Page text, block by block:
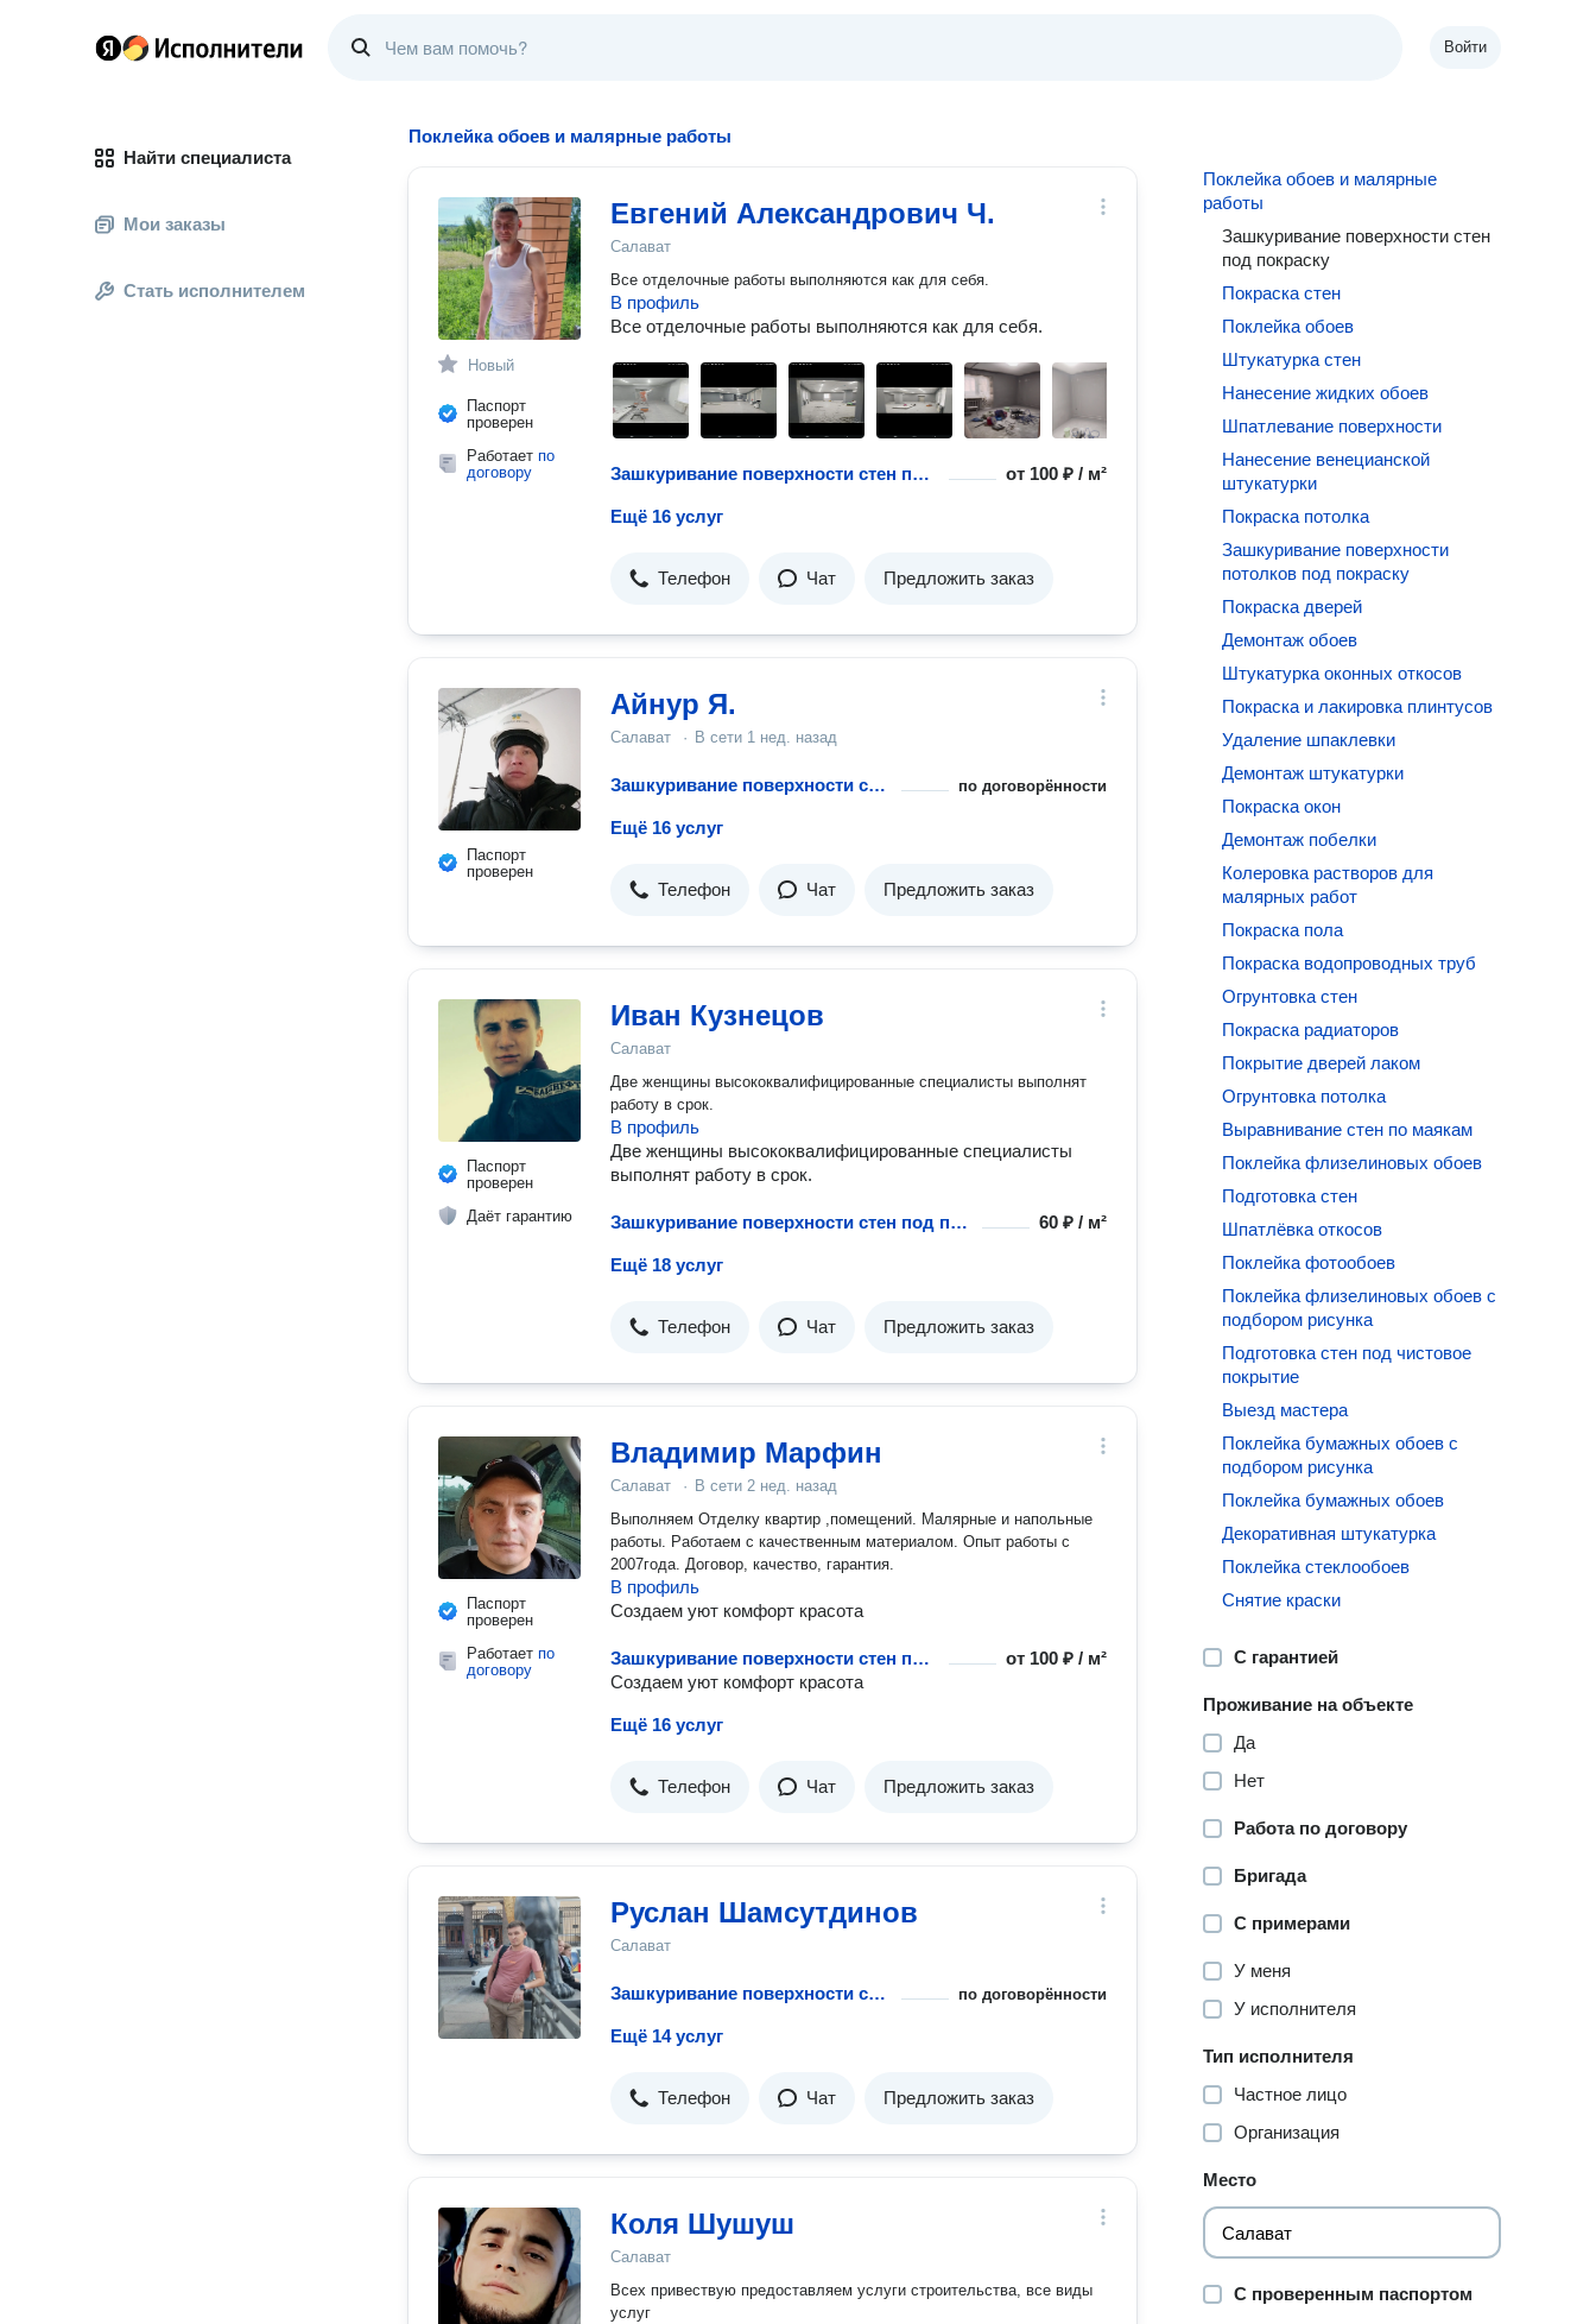
Войти
Найти специалиста
Мои заказы
Стать исполнителем
Поклейка обоев и малярные работы
Новый
Паспорт
проверен
Работает по
договору
Евгений Александрович Ч.
Салават
Все отделочные работы выполняются как для себя.
В профиль
Все отделочные работы выполняются как для себя.
Зашкуривание поверхности стен под покраску от 100 ₽ / м²
Ещё 16 услуг
Телефон Чат Предложить заказ
Паспорт
проверен
Айнур Я.
Салават · В сети 1 нед. назад
Зашкуривание поверхности стен под покраску по договорённости
Ещё 16 услуг
Телефон Чат Предложить заказ
Паспорт
проверен
Даёт гарантию
Иван Кузнецов
Салават
Две женщины высококвалифицированные специалисты выполнят
работу в срок.
В профиль
Две женщины высококвалифицированные специалисты
выполнят работу в срок.
Зашкуривание поверхности стен под покраску 60 ₽ / м²
Ещё 18 услуг
Телефон Чат Предложить заказ
Паспорт
проверен
Работает по
договору
Владимир Марфин
Салават · В сети 2 нед. назад
Выполняем Отделку квартир ,помещений. Малярные и напольные
работы. Работаем с качественным материалом. Опыт работы с
2007года. Договор, качество, гарантия.
В профиль
Создаем уют комфорт красота
Зашкуривание поверхности стен под покраску от 100 ₽ / м²
Создаем уют комфорт красота
Ещё 16 услуг
Телефон Чат Предложить заказ
Руслан Шамсутдинов
Салават
Зашкуривание поверхности стен под покраску по договорённости
Ещё 14 услуг
Телефон Чат Предложить заказ
Коля Шушуш
Салават
Всех привествую предоставляем услуги строительства, все виды
услуг
Поклейка обоев и малярные
работы
Зашкуривание поверхности стен
под покраску
Покраска стен
Поклейка обоев
Штукатурка стен
Нанесение жидких обоев
Шпатлевание поверхности
Нанесение венецианской
штукатурки
Покраска потолка
Зашкуривание поверхности
потолков под покраску
Покраска дверей
Демонтаж обоев
Штукатурка оконных откосов
Покраска и лакировка плинтусов
Удаление шпаклевки
Демонтаж штукатурки
Покраска окон
Демонтаж побелки
Колеровка растворов для
малярных работ
Покраска пола
Покраска водопроводных труб
Огрунтовка стен
Покраска радиаторов
Покрытие дверей лаком
Огрунтовка потолка
Выравнивание стен по маякам
Поклейка флизелиновых обоев
Подготовка стен
Шпатлёвка откосов
Поклейка фотообоев
Поклейка флизелиновых обоев с
подбором рисунка
Подготовка стен под чистовое
покрытие
Выезд мастера
Поклейка бумажных обоев с
подбором рисунка
Поклейка бумажных обоев
Декоративная штукатурка
Поклейка стеклообоев
Снятие краски
С гарантией
Проживание на объекте
Да
Нет
Работа по договору
Бригада
С примерами
У меня
У исполнителя
Тип исполнителя
Частное лицо
Организация
Место
С проверенным паспортом